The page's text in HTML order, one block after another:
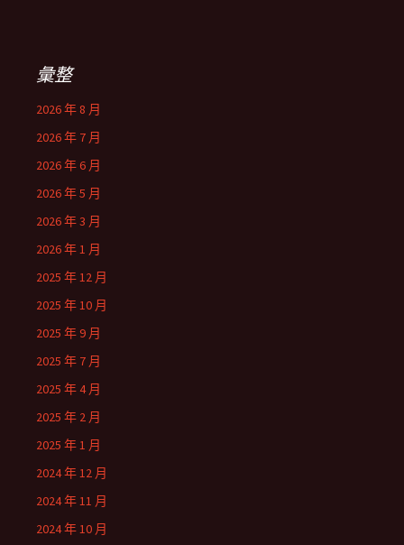
彙整
2026 年 8 月
2026 年 7 月
2026 年 6 月
2026 年 5 月
2026 年 3 月
2026 年 1 月
2025 年 12 月
2025 年 10 月
2025 年 9 月
2025 年 7 月
2025 年 4 月
2025 年 2 月
2025 年 1 月
2024 年 12 月
2024 年 11 月
2024 年 10 月